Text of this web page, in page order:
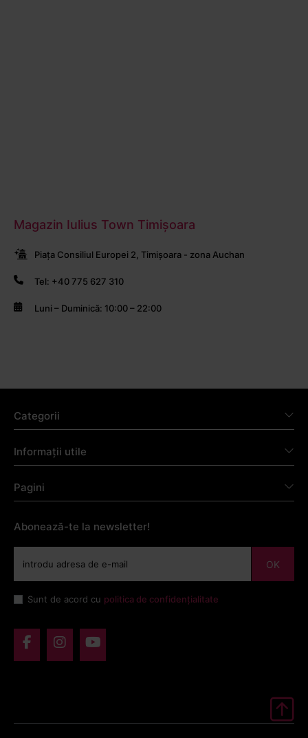
Magazin Iulius Town Timișoara
Piața Consiliul Europei 2, Timișoara - zona Auchan
Tel: +40 775 627 310
Luni – Duminică: 10:00 – 22:00
Categorii
Informații utile
Pagini
Abonează-te la newsletter!
OK
Sunt de acord cu politica de confidențialitate